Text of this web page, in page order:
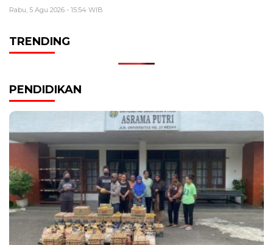
Rabu, 5 Agu 2026 - 15:54 WIB
TRENDING
PENDIDIKAN